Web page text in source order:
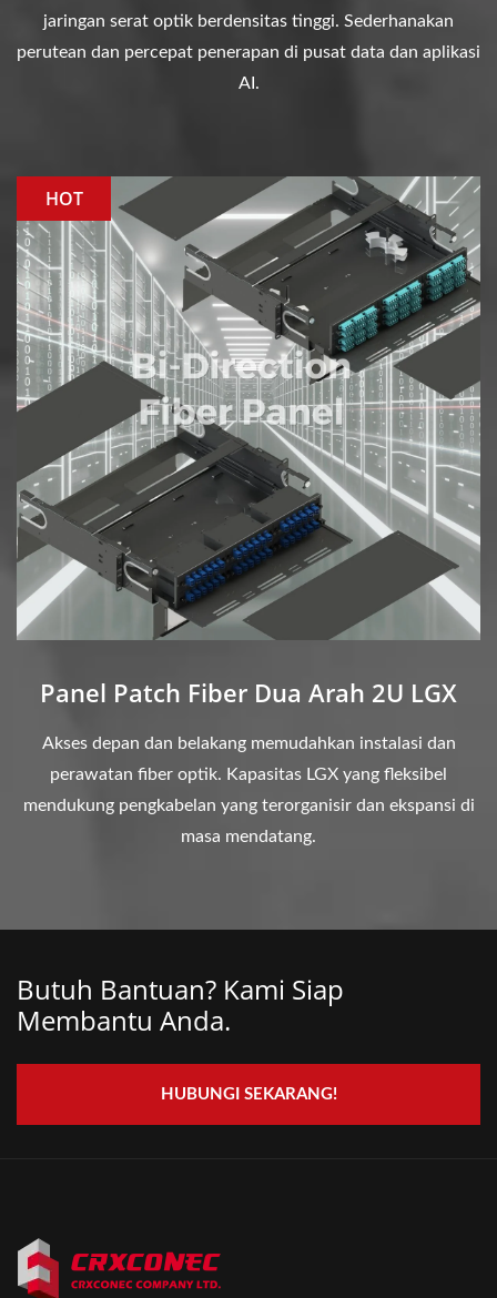
jaringan serat optik berdensitas tinggi. Sederhanakan
perutean dan percepat penerapan di pusat data dan aplikasi
AI.
HOT
Panel Patch Fiber Dua Arah 2U LGX
Akses depan dan belakang memudahkan instalasi dan
perawatan fiber optik. Kapasitas LGX yang fleksibel
mendukung pengkabelan yang terorganisir dan ekspansi di
masa mendatang.
Butuh Bantuan? Kami Siap
Membantu Anda.
HUBUNGI SEKARANG!